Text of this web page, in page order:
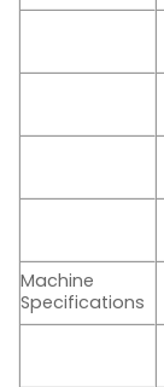
Machine
Specifications